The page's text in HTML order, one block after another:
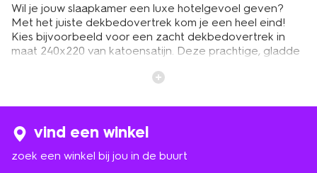
Wil je jouw slaapkamer een luxe hotelgevoel geven?
Met het juiste dekbedovertrek kom je een heel eind!
Kies bijvoorbeeld voor een zacht dekbedovertrek in
maat 240x220 van katoensatijn. Deze prachtige, gladde
voordelen. Zo is katoensatijn een fijne stof voor je huid
je haar minder snel in de knoop en pluist het minder. Je
dekbedovertrek in maat 240x220. De stof voelt iets
koeler aan dan katoen, neemt snel vocht op en ademt
goed. Ideaal als je het snel warm hebt in bed. Bekijk ons
vind een winkel
zoek een winkel bij jou in de buurt